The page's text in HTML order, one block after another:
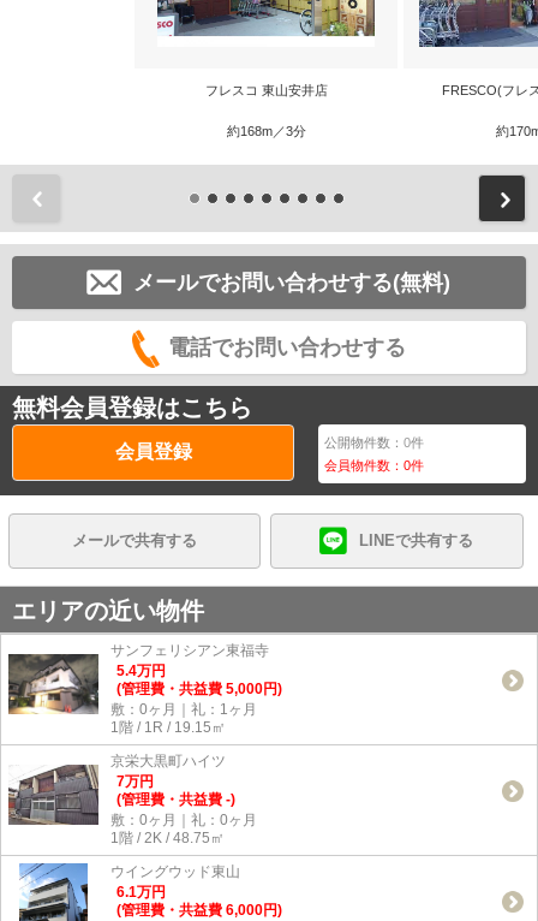
フレスコ 東山安井店
約168m／3分
FRESCO(フレ
約
メールでお問い合わせする(無料)
電話でお問い合わせする
無料会員登録はこちら
会員登録 公開物件数：0件
会員物件数：0件
メールで共有する LINEで共有する
エリアの近い物件
サンフェリシアン東福寺
5.4万円
(管理費・共益費 5,000円)
敷：0ヶ月｜礼：1ヶ月
1階 / 1R / 19.15㎡
京栄大黒町ハイツ
7万円
(管理費・共益費 -)
敷：0ヶ月｜礼：0ヶ月
1階 / 2K / 48.75㎡
ウイングウッド東山
6.1万円
(管理費・共益費 6,000円)